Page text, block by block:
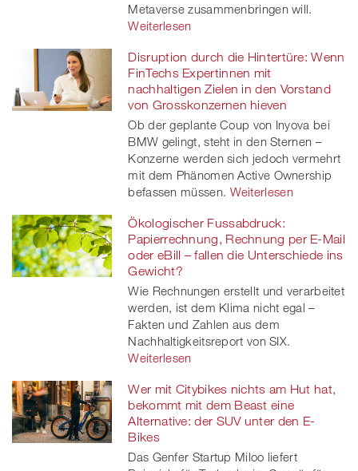
Metaverse zusammenbringen will.
Weiterlesen
Disruption durch die Hintertüre: Wenn
FinTechs Expertinnen mit
nachhaltigen Zielen in den Vorstand
von Grosskonzernen hieven
Ob der geplante Coup von Inyova bei
BMW gelingt, steht in den Sternen –
Konzerne werden sich jedoch vermehrt
mit dem Phänomen Active Ownership
befassen müssen. Weiterlesen
Ökologischer Fussabdruck:
Papierrechnung, Rechnung per E-Mail
oder eBill – fallen die Unterschiede ins
Gewicht?
Wie Rechnungen erstellt und verarbeitet
werden, ist dem Klima nicht egal –
Fakten und Zahlen aus dem
Nachhaltigkeitsreport von SIX.
Weiterlesen
Wer mit Citybikes nichts am Hut hat,
bekommt mit dem Beast eine
Alternative: der SUV unter den E-
Bikes
Das Genfer Startup Miloo liefert